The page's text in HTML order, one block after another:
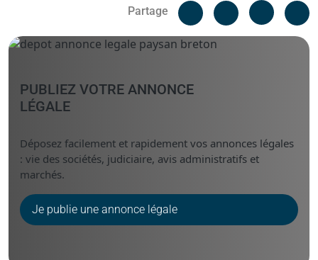
Partage
Facebook
Linked
PUBLIEZ VOTRE ANNONCE
LÉGALE
Déposez facilement et rapidement vos annonces légales
: vie des sociétés, judiciaire, avis administratifs et
marchés.
Je publie une annonce légale